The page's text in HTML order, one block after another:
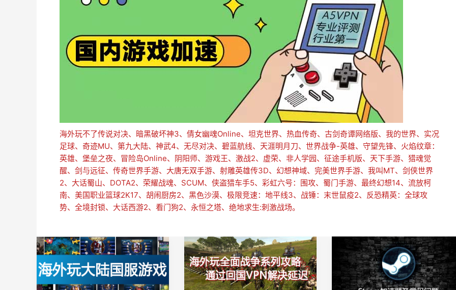
海外玩不了传说对决、暗黑破坏神3、倩女幽魂Online、坦克世界、热血传奇、古剑奇谭网络版、我的世界、实况
足球、奇迹MU、第九大陆、神武4、无尽对决、碧蓝航线、天涯明月刀、世界战争-英雄、守望先锋、火焰纹章：
英雄、堡垒之夜、冒险岛Online、阴阳师、游戏王、激战2、虚荣、非人学园、征途手机版、天下手游、猎魂觉
醒、剑与远征、传奇世界手游、大唐无双手游、射雕英雄传3D、幻想神域、完美世界手游、我叫MT、剑侠世界
2、大话蜀山、DOTA2、荣耀战魂、SCUM、侠盗猎车手5、彩虹六号：围攻、蜀门手游、最终幻想14、流放柯
南、美国职业篮球2K17、胡闹厨房2、黑色沙漠、极限竞速：地平线3、战锤：末世鼠疫2、反恐精英：全球攻
势、全境封锁、大话西游2、看门狗2、永恒之塔、绝地求生:刺激战场。